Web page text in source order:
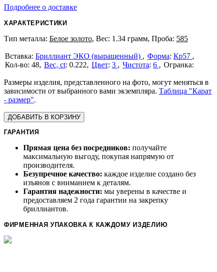
Подробнее о доставке
ХАРАКТЕРИСТИКИ
Тип металла: Белое золото, Вес: 1.34 грамм, Проба: 585
Бриллиант ЭКО (выращенный) Форма: Кр57
48 Вес, ct: 0.222 Цвет: 3 Чистота: 6
Размеры изделия, представленного на фото, могут меняться в
зависимости от выбранного вами экземпляра. Таблица "Карат
- размер".
ДОБАВИТЬ В КОРЗИНУ
ГАРАНТИЯ
Прямая цена без посредников: получайте
максимальную выгоду, покупая напрямую от
производителя.
Безупречное качество: каждое изделие создано без
изъянов с вниманием к деталям.
Гарантия надежности: мы уверены в качестве и
предоставляем 2 года гарантии на закрепку
бриллиантов.
ФИРМЕННАЯ УПАКОВКА К КАЖДОМУ ИЗДЕЛИЮ